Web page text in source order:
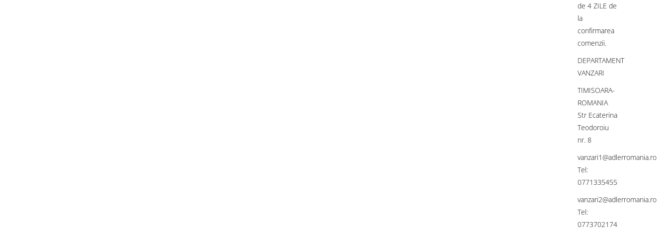
de 4 ZILE de
la
confirmarea
comenzii.
DEPARTAMENT
VANZARI
TIMISOARA-
ROMANIA
Str Ecaterina
Teodoroiu
nr. 8
vanzari1@adlerromania.ro
Tel:
0771335455
vanzari2@adlerromania.ro
Tel:
0773702174